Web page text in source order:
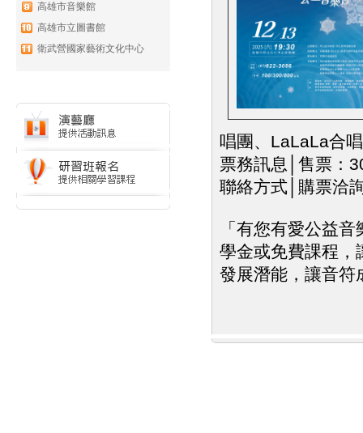
高雄市音樂館
高雄市立圖書館
衛武營國家藝術文化中心
唱團、LaLaLa合
票務訊息│售票：
聯絡方式│購票洽
「有您有愛公益
學金或免費課程，
發展潛能，讓音符